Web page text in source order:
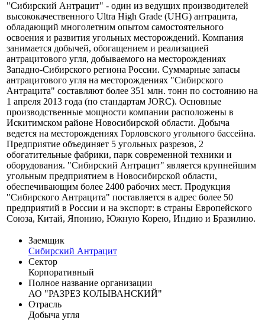
"Сибирский Антрацит" - один из ведущих производителей
высококачественного Ultra High Grade (UHG) антрацита,
обладающий многолетним опытом самостоятельного
освоения и развития угольных месторождений. Компания
занимается добычей, обогащением и реализацией
антрацитового угля, добываемого на месторождениях
Западно-Сибирского региона России. Суммарные запасы
антрацитового угля на месторождениях "Сибирского
Антрацита" составляют более 351 млн. тонн по состоянию на
1 апреля 2013 года (по стандартам JORC). Основные
производственные мощности компании расположены в
Искитимском районе Новосибирской области. Добыча
ведется на месторождениях Горловского угольного бассейна.
Предприятие объединяет 5 угольных разрезов, 2
обогатительные фабрики, парк современной техники и
оборудования. "Сибирский Антрацит" является крупнейшим
угольным предприятием в Новосибирской области,
обеспечивающим более 2400 рабочих мест. Продукция
"Сибирского Антрацита" поставляется в адрес более 50
предприятий в России и на экспорт: в страны Европейского
Союза, Китай, Японию, Южную Корею, Индию и Бразилию.
Заемщик
Сибирский Антрацит
Сектор
Корпоративный
Полное название организации
АО "РАЗРЕЗ КОЛЫВАНСКИЙ"
Отрасль
Добыча угля